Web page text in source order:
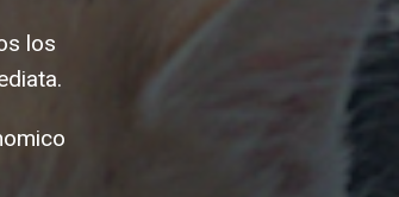
los